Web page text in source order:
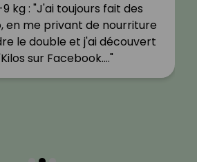
9 kg : "J'ai toujours fait des
en me privant de nourriture
le double et j'ai découvert
sur Facebook.…"